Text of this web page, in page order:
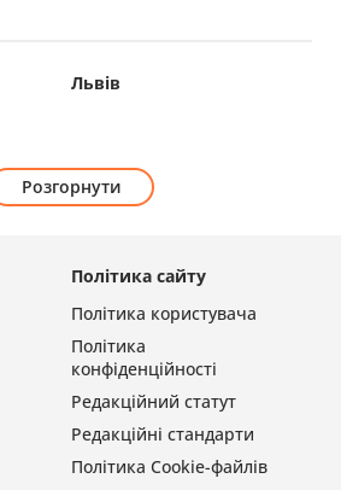
Львів
Розгорнути
Політика сайту
Політика користувача
Політика
конфіденційності
Редакційний статут
Редакційні стандарти
Політика Cookie-файлів